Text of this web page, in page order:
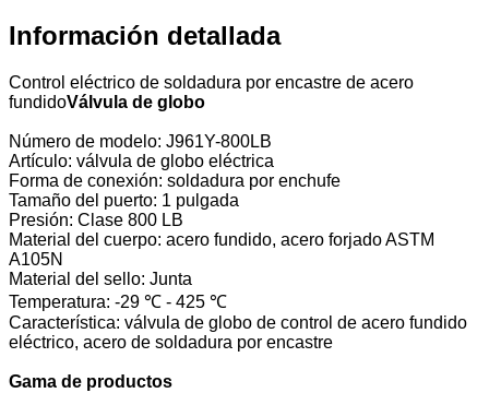
Información detallada
Control eléctrico de soldadura por encastre de acero
fundidoVálvula de globo
Número de modelo: J961Y-800LB
Artículo: válvula de globo eléctrica
Forma de conexión: soldadura por enchufe
Tamaño del puerto: 1 pulgada
Presión: Clase 800 LB
Material del cuerpo: acero fundido, acero forjado ASTM
A105N
Material del sello: Junta
Temperatura: -29 ℃ - 425 ℃
Característica: válvula de globo de control de acero fundido
eléctrico, acero de soldadura por encastre
Gama de productos